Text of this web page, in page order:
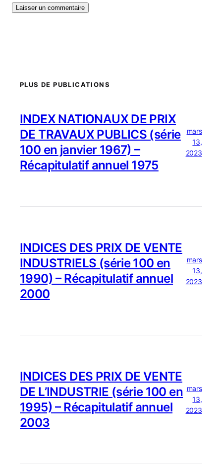
PLUS DE PUBLICATIONS
INDEX NATIONAUX DE PRIX
DE TRAVAUX PUBLICS (série
100 en janvier 1967) –
Récapitulatif annuel 1975
mars
13,
2023
INDICES DES PRIX DE VENTE
INDUSTRIELS (série 100 en
1990) – Récapitulatif annuel
2000
mars
13,
2023
INDICES DES PRIX DE VENTE
DE L’INDUSTRIE (série 100 en
1995) – Récapitulatif annuel
2003
mars
13,
2023